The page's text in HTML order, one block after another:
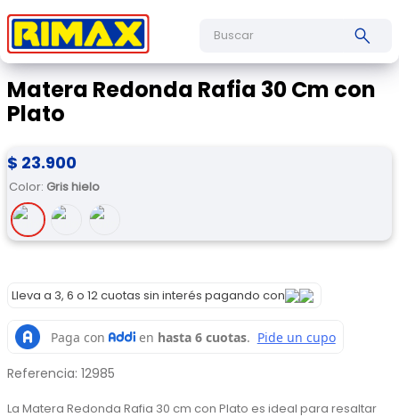
Matera Redonda Rafia 30 Cm con
Plato
$ 23.900
Color: Gris hielo
Lleva a 3, 6 o 12 cuotas sin interés pagando con
Referencia: 12985
La Matera Redonda Rafia 30 cm con Plato es ideal para resaltar